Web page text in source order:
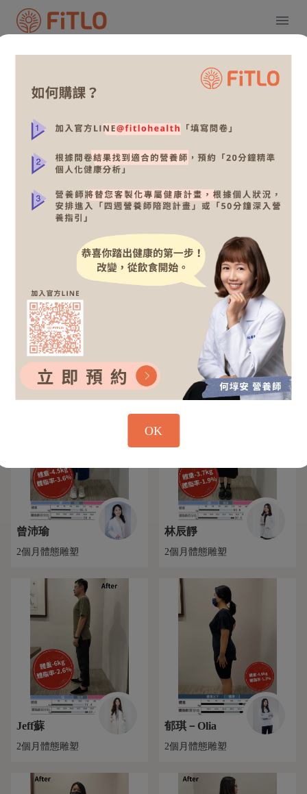
分享我的感謝與成就
黃懷岫
2個月體態雕塑 2個月體態雕塑
曾沛瑜
2個月體態雕塑
林辰靜
2個月體態雕塑
Jeff蘇
2個月體態雕塑
郁琪－Olia
2個月體態雕塑
OK